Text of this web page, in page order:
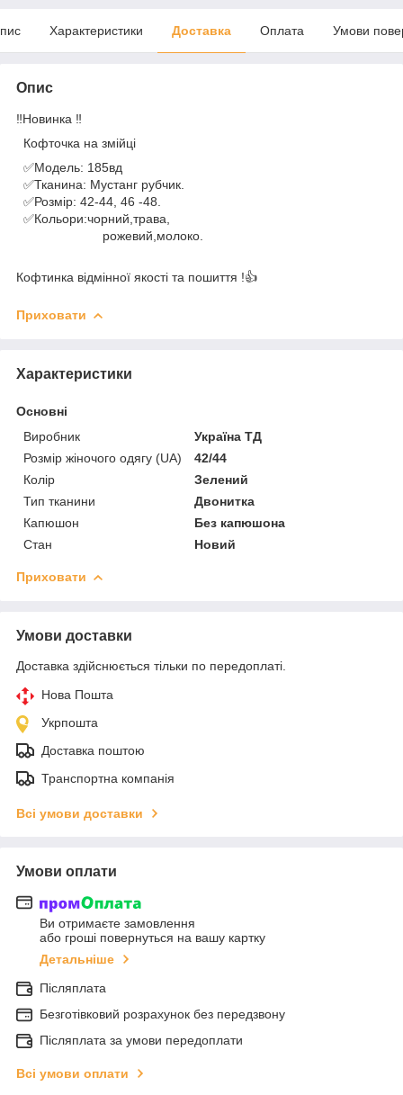
Характеристики Доставка Оплата Умови
Опис
‼️Новинка ‼️
Кофточка на змійці
✅Модель: 185вд
✅Тканина: Мустанг рубчик.
✅Розмір: 42-44, 46 -48.
✅Кольори:чорний,трава,
рожевий,молоко.
Кофтинка відмінної якості та пошиття !👍
Приховати
Характеристики
Основні
Виробник
Україна ТД
Розмір жіночого одягу (UA)
42/44
Колір
Зелений
Тип тканини
Двонитка
Капюшон
Без капюшона
Стан
Новий
Приховати
Умови доставки
Доставка здійснюється тільки по передоплаті.
Нова Пошта
Укрпошта
Доставка поштою
Транспортна компанія
Всі умови доставки
Умови оплати
Ви отримаєте замовлення
або гроші повернуться на вашу картку
Детальніше
Післяплата
Безготівковий розрахунок без передзвону
Післяплата за умови передоплати
Всі умови оплати